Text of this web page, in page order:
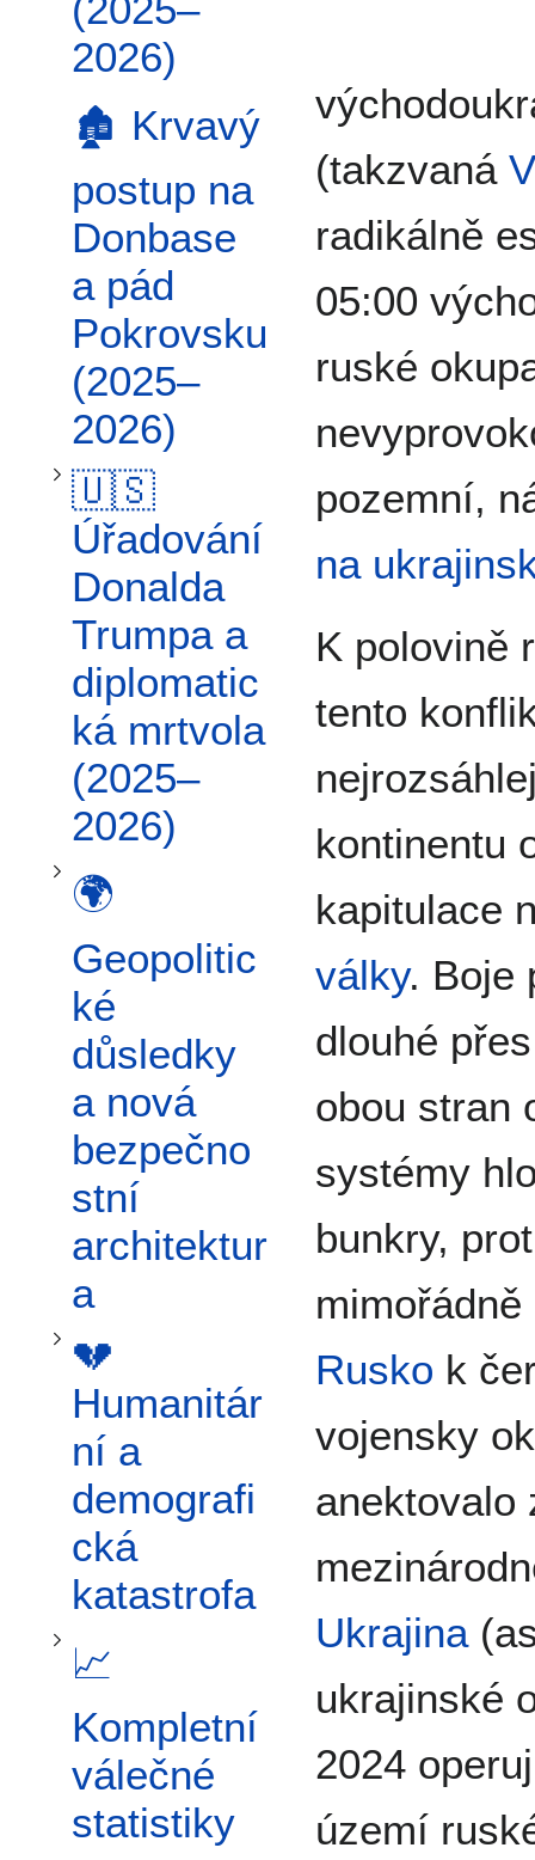
2026)
🏚️ Krvavý
postup na
Donbase
a pád
Pokrovsku
(2025–
2026)
🇺🇸
Úřadování
Donalda
Trumpa a
diplomatic
ká mrtvola
(2025–
2026)
Přepnout podsekci 🇺🇸 Úřadování Donalda Trumpa a diplomatická mrtvola (2025–2026)
🌍
Geopolitic
ké
důsledky
a nová
bezpečno
stní
architektur
a
Přepnout podsekci 🌍 Geopolitické důsledky a nová bezpečnostní architektura
💔
Humanitár
ní a
demografi
cká
katastrofa
Přepnout podsekci 💔 Humanitární a demografická katastrofa
📈
Kompletní
válečné
statistiky
Přepnout podsekci 📈 Kompletní válečné statistiky
(takzvaná
radikálně
05:00
ruské
pozemní,
na
K polovině
tento
kontinentu
kapitulace
války. Boje
dlouhé
obou stran
systémy
bunkry,
Rusko k
vojensky
anektovalo
Ukrajina
ukrajinské
2024
území